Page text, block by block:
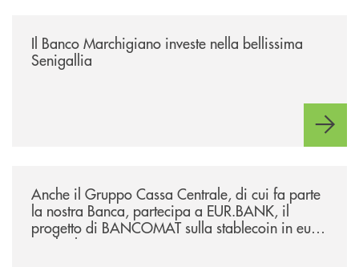
Il Banco Marchigiano investe nella bellissima
Senigallia
Anche il Gruppo Cassa Centrale, di cui fa parte
la nostra Banca, partecipa a EUR.BANK, il
progetto di BANCOMAT sulla stablecoin in euro
e sul relativo ecosistema